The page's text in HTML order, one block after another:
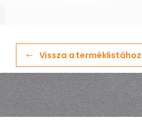
Vissza a terméklistához